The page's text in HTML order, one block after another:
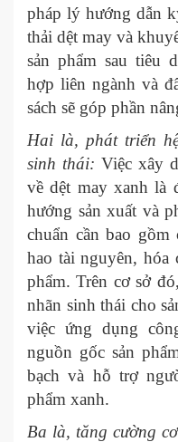
pháp lý hướng dẫn
thải dệt may và
sản phẩm sau tiêu
hợp liên ngành và
sách sẽ góp phần
Hai là, phát triển
sinh thái: Việc xây
về dệt may xanh là
hướng sản xuất và
chuẩn cần bao
hao tài nguyên, hóa
phẩm. Trên cơ sở
nhãn sinh thái cho
việc ứng dụng
nguồn gốc sản
bạch và hỗ trợ
phẩm xanh.
Ba là, tăng cường